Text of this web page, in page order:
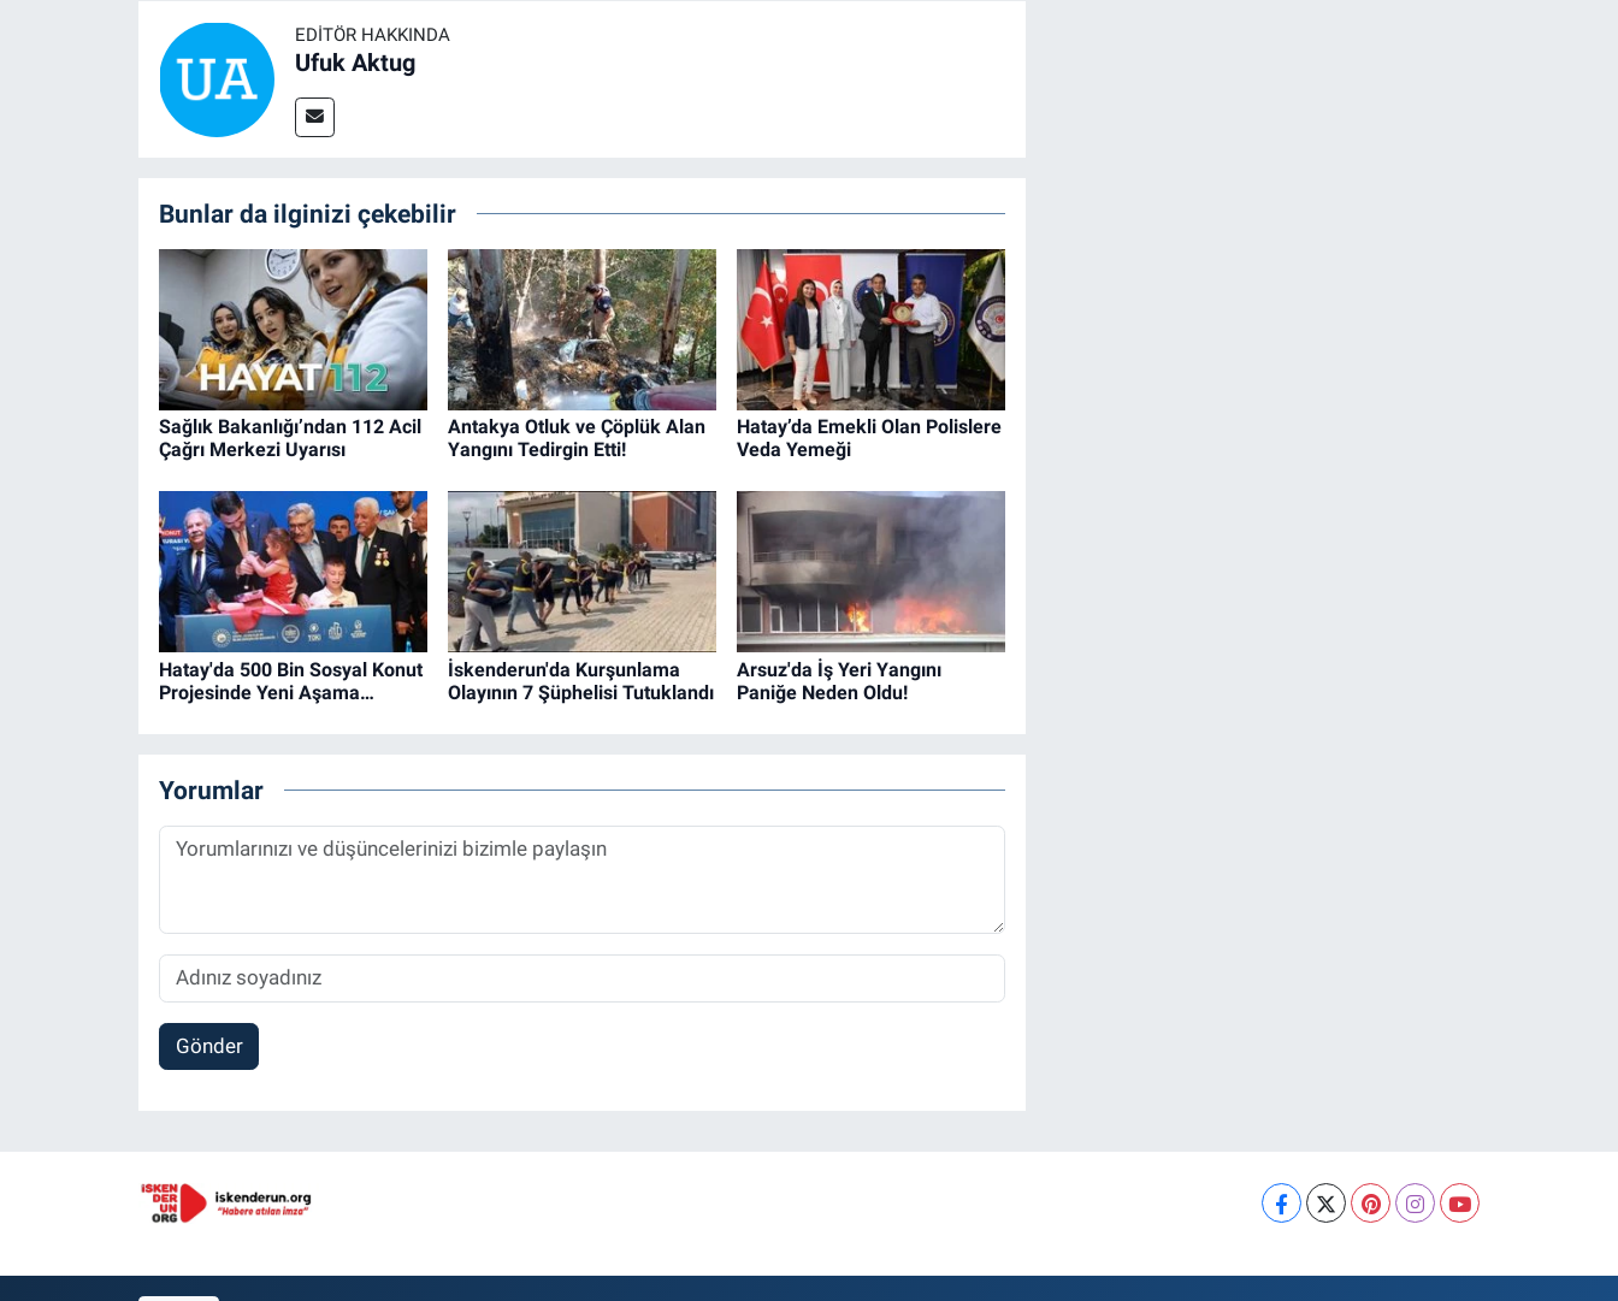
EDITÖR HAKKINDA
Ufuk Aktug
Bunlar da ilginizi çekebilir
Sağlık Bakanlığı’ndan 112 Acil
Çağrı Merkezi Uyarısı
Antakya Otluk ve Çöplük Alan
Yangını Tedirgin Etti!
Hatay’da Emekli Olan Polislere
Veda Yemeği
Hatay'da 500 Bin Sosyal Konut
Projesinde Yeni Aşama…
İskenderun'da Kurşunlama
Olayının 7 Şüphelisi Tutuklandı
Arsuz'da İş Yeri Yangını
Paniğe Neden Oldu!
Yorumlar
Gönder